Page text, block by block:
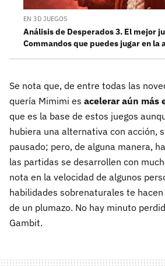
EN 3D JUEGOS
Análisis de Desperados 3. El mejor
Commandos que puedes jugar en la
Se nota que, de entre todas las
quería Mimimi es acelerar aún más
que es la base de estos juegos
hubiera una alternativa con acción,
pausado; pero, de alguna manera,
las partidas se desarrollen con
nota en la velocidad de algunos
habilidades sobrenaturales te
de un plumazo. No hay minuto
Gambit.